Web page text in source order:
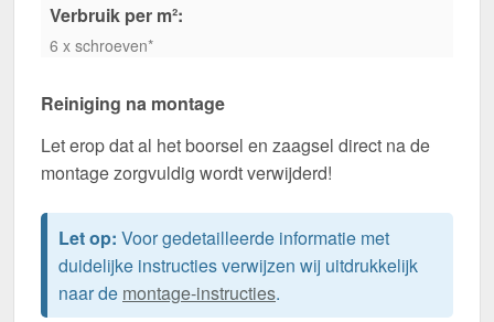
Verbruik per m²:
6 x schroeven*
Reiniging na montage
Let erop dat al het boorsel en zaagsel direct na de
montage zorgvuldig wordt verwijderd!
Let op: Voor gedetailleerde informatie met
duidelijke instructies verwijzen wij uitdrukkelijk
naar de montage-instructies.